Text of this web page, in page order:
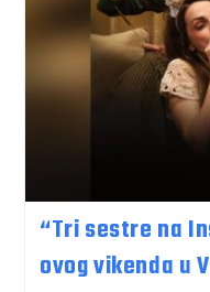
“Tri sestre na
ovog vikenda u